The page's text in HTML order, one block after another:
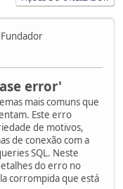
Fundador
error'
mais comuns que
Este erro
de motivos,
de conexão com a
SQL. Neste
do erro no
corrompida que está